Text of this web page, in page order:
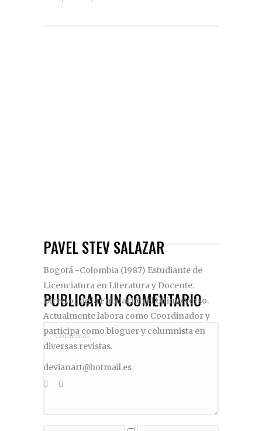
PAVEL STEV SALAZAR
Bogotá -Colombia (1987) Estudiante de
Licenciatura en Literatura y Docente.
Director de la Fundación El Último Verso.
Actualmente labora como Coordinador y
participa como bloguer y columnista en
diversas revistas.
devianart@hotmail.es
PUBLICAR UN COMENTARIO